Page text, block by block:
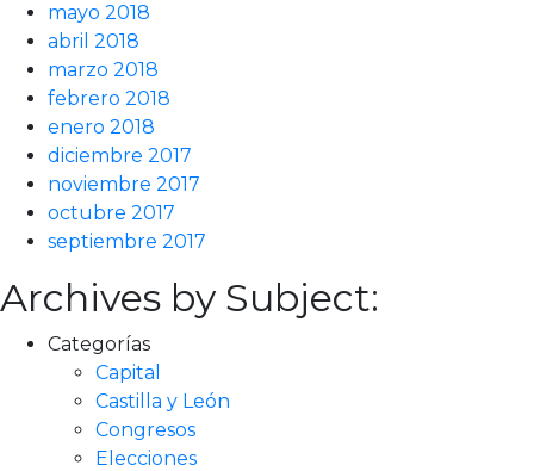
mayo 2018
abril 2018
marzo 2018
febrero 2018
enero 2018
diciembre 2017
noviembre 2017
octubre 2017
septiembre 2017
Archives by Subject:
Categorías
Capital
Castilla y León
Congresos
Elecciones